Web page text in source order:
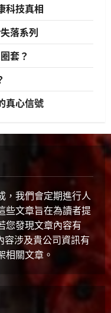
長
資訊科技
秘：你是否正中圈
日 0
日 0
成長 生物學
破解主子冷漠的真
日 0
科技真相
落系列
套？
真心信號
，我們會定期進行人
些文章旨在為讀者提
您發現文章內容有
容涉及貴公司資訊有
相關文章。